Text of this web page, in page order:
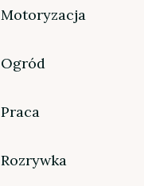
Motoryzacja
Ogród
Praca
Rozrywka